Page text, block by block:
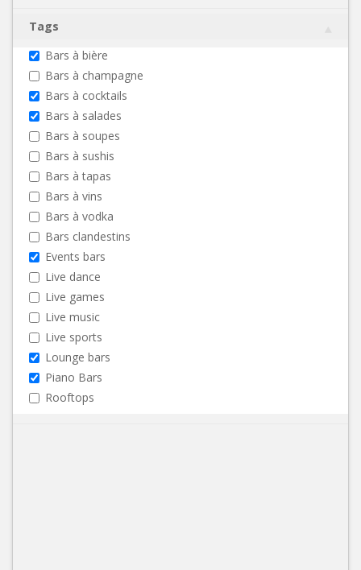
Tags
Bars à bière
Bars à champagne
Bars à cocktails
Bars à salades
Bars à soupes
Bars à sushis
Bars à tapas
Bars à vins
Bars à vodka
Bars clandestins
Events bars
Live dance
Live games
Live music
Live sports
Lounge bars
Piano Bars
Rooftops